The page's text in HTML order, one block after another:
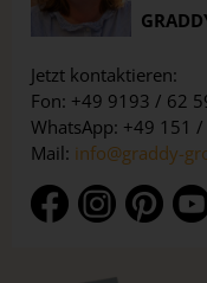
Jetzt kontaktieren:
Fon: +49 9193 / 62
WhatsApp: +49 151
Mail: info@graddy-